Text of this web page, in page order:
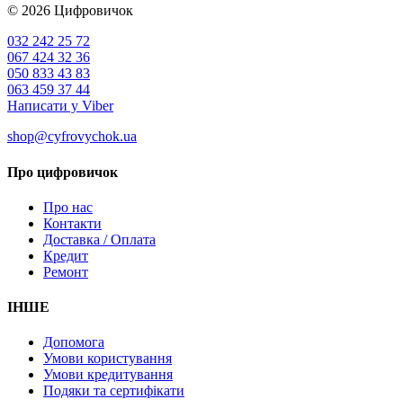
© 2026 Цифровичок
032 242 25 72
067 424 32 36
050 833 43 83
063 459 37 44
Написати у Viber
shop@cyfrovychok.ua
Про цифровичок
Про нас
Контакти
Доставка / Оплата
Кредит
Ремонт
ІНШЕ
Допомога
Умови користування
Умови кредитування
Подяки та сертифікати